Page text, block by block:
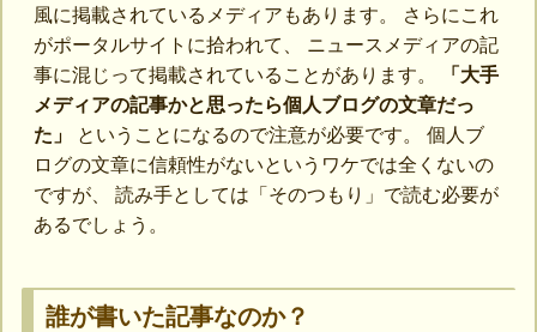
風に掲載されているメディアもあります。 さらにこれ
がポータルサイトに拾われて、 ニュースメディアの記
事に混じって掲載されていることがあります。
「大手
メディアの記事かと思ったら個人ブログの文章だっ
た」
ということになるので注意が必要です。 個人ブ
ログの文章に信頼性がないというワケでは全くないの
ですが、 読み手としては「そのつもり」で読む必要が
あるでしょう。
誰が書いた記事なのか？